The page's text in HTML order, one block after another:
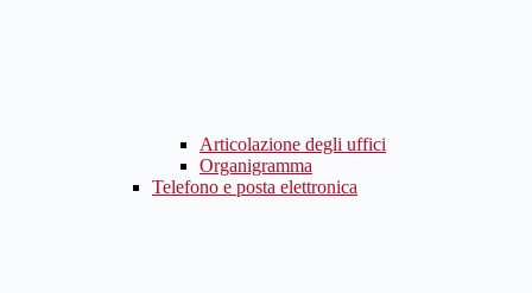
Articolazione degli uffici
Organigramma
Telefono e posta elettronica